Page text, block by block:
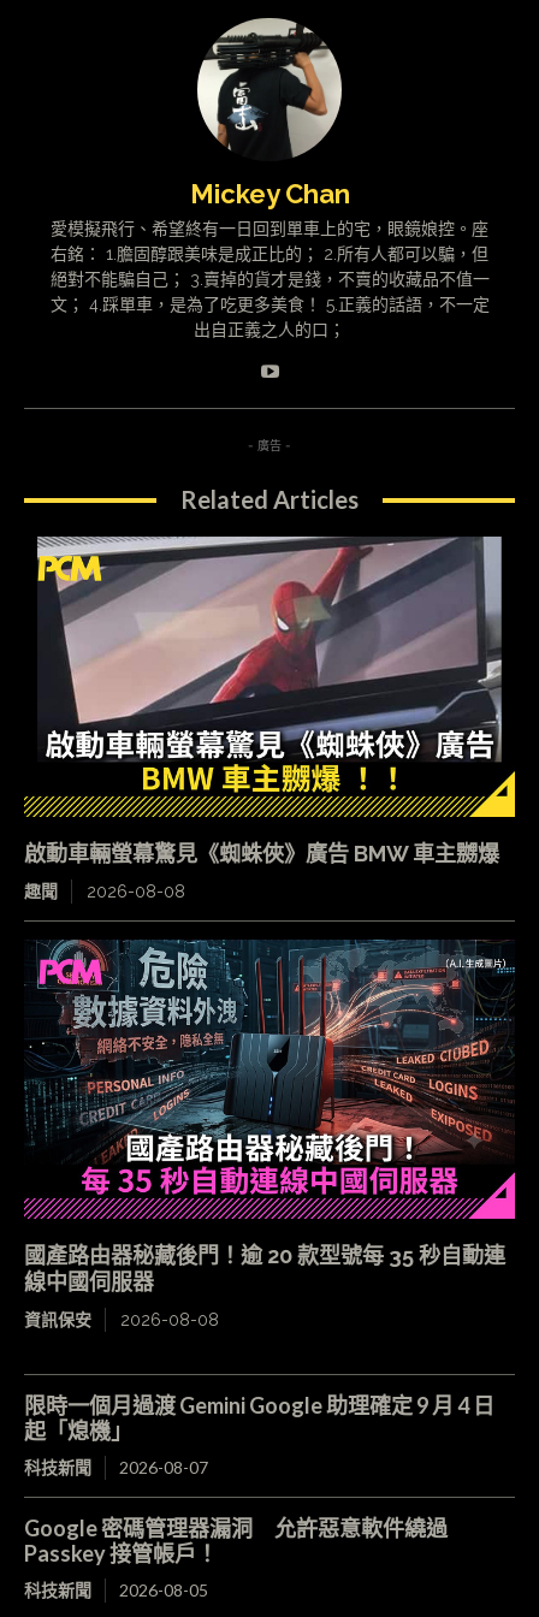
Mickey Chan
愛模擬飛行、希望終有一日回到單車上的宅，眼鏡娘控。座
右銘： 1.膽固醇跟美味是成正比的； 2.所有人都可以騙，但
絕對不能騙自己； 3.賣掉的貨才是錢，不賣的收藏品不值一
文； 4.踩單車，是為了吃更多美食！ 5.正義的話語，不一定
出自正義之人的口；
- 廣告 -
Related Articles
啟動車輛螢幕驚見《蜘蛛俠》廣告 BMW 車主嬲爆
趣聞 2026-08-08
國產路由器秘藏後門！逾 20 款型號每 35 秒自動連
線中國伺服器
資訊保安 2026-08-08
限時一個月過渡 Gemini Google 助理確定 9 月 4 日
起「熄機」
科技新聞 2026-08-07
Google 密碼管理器漏洞 允許惡意軟件繞過
Passkey 接管帳戶！
科技新聞 2026-08-05